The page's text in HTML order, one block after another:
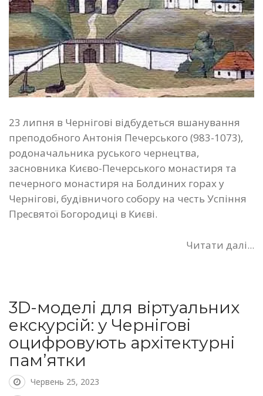
23 липня в Чернігові відбудеться вшанування
преподобного Антонія Печерського (983-1073),
родоначальника руського чернецтва,
засновника Києво-Печерського монастиря та
печерного монастиря на Болдиних горах у
Чернігові, будівничого собору на честь Успіння
Пресвятої Богородиці в Києві.
Читати далі...
3D-моделі для віртуальних
екскурсій: у Чернігові
оцифровують архітектурні
пам’ятки
Червень 25, 2023